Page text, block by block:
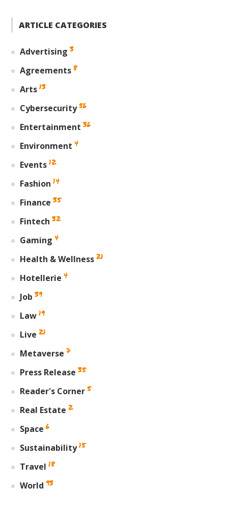
ARTICLE CATEGORIES
Advertising 3
Agreements 8
Arts 13
Cybersecurity 56
Entertainment 36
Environment 4
Events 12
Fashion 14
Finance 35
Fintech 32
Gaming 4
Health & Wellness 21
Hotellerie 4
Job 39
Law 19
Live 21
Metaverse 7
Press Release 35
Reader's Corner 5
Real Estate 2
Space 6
Sustainability 15
Travel 18
World 93